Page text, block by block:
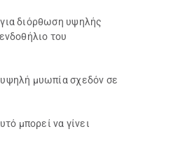
διόρθωση υψηλής
του
μυωπία σχεδόν σε
μπορεί να γίνει